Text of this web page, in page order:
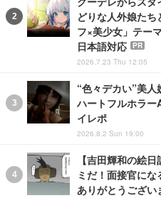
どりな人外娘たち
フ×美少女」テー
日本語対応
PR
2026.7.23 Thu 12:05
“色々デカい”美人
ハートフルホラー
イレポ
2026.8.2 Sun 19:00
【吉田輝和の絵
ミだ！面接官に
ありがとうござい